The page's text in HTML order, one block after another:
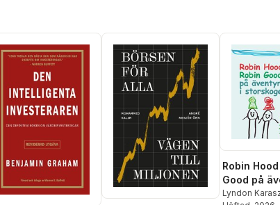
Robin
Good på
storskogen
Lyndon